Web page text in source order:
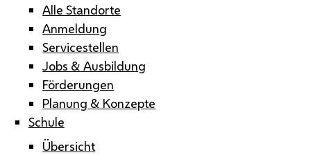
Alle Standorte
Anmeldung
Servicestellen
Jobs & Ausbildung
Förderungen
Planung & Konzepte
Schule
Übersicht